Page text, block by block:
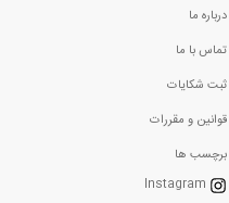
درباره ما
تماس با ما
ثبت شکایات
قوانین و مقررات
برچسب ها
Instagram